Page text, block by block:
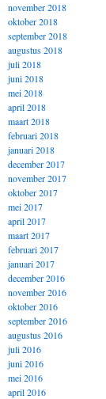
november 2018
oktober 2018
september 2018
augustus 2018
juli 2018
juni 2018
mei 2018
april 2018
maart 2018
februari 2018
januari 2018
december 2017
november 2017
oktober 2017
mei 2017
april 2017
maart 2017
februari 2017
januari 2017
december 2016
november 2016
oktober 2016
september 2016
augustus 2016
juli 2016
juni 2016
mei 2016
april 2016